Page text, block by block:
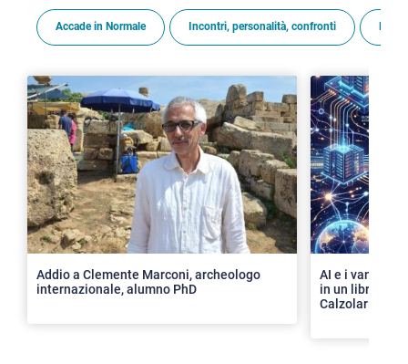
Accade in Normale Incontri, personalità, confronti
Addio a Clemente Marconi, archeologo
internazionale, alumno PhD
AI e i vantaggi
in un libro con
Calzolari
>